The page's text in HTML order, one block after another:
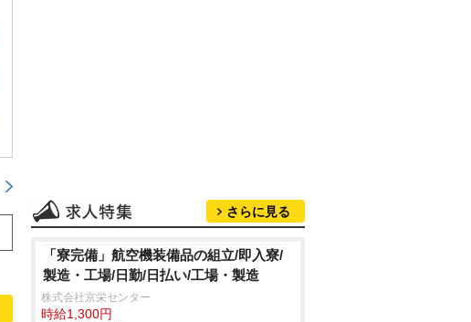
さらに見る
「寮完備」航空機装備品の組立/即入寮/
製造・工場/日勤/日払い/工場・製造
株式会社京栄センター
時給1,300円